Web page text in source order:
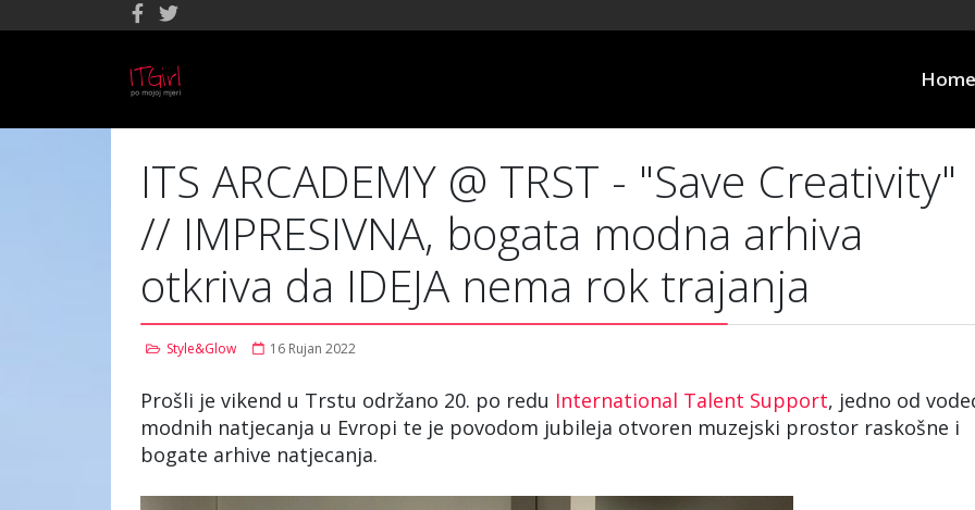
Home
ITS ARCADEMY @ TRST - "Save Creativity"
// IMPRESIVNA, bogata modna arhiva
otkriva da IDEJA nema rok trajanja
Style&Glow 16 Rujan 2022
Prošli je vikend u Trstu održano 20. po redu International Talent Support, jedno od
modnih natjecanja u Evropi te je povodom jubileja otvoren muzejski prostor raskošne i
bogate arhive natjecanja.